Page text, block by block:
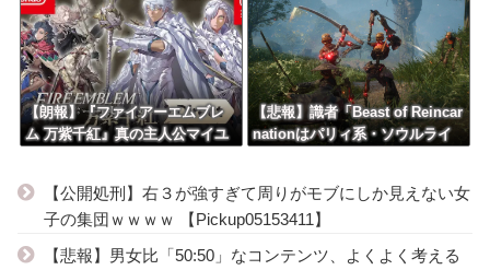
【朗報】『ファイアーエムブレ
ム 万紫千紅』真の主人公マイユ
【悲報】識者「Beast of Reincar
nationはパリィ系・ソウルライ
【公開処刑】右３が強すぎて周りがモブにしか見えない女
子の集団ｗｗｗｗ 【Pickup05153411】
【悲報】男女比「50:50」なコンテンツ、よくよく考える